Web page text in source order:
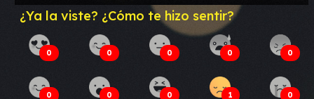
¿Ya la viste? ¿Cómo te hizo sentir?
0 0 0 0 0
0 0 0 1 0